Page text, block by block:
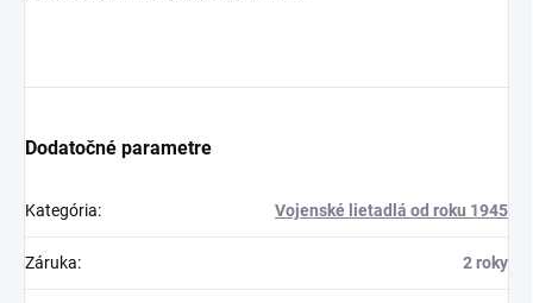
Dodatočné parametre
Kategória: Vojenské lietadlá od roku 1945
Záruka: 2 roky